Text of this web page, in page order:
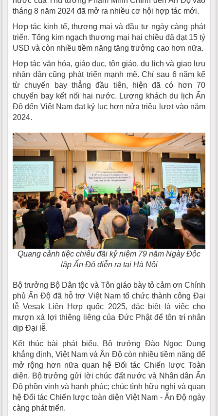
tháng 8 năm 2024 đã mở ra nhiều cơ hội hợp tác mới.
Hợp tác kinh tế, thương mại và đầu tư ngày càng phát
triển. Tổng kim ngạch thương mại hai chiều đã đạt 15 tỷ
USD và còn nhiều tiềm năng tăng trưởng cao hơn nữa.
Hợp tác văn hóa, giáo dục, tôn giáo, du lịch và giao lưu
nhân dân cũng phát triển mạnh mẽ. Chỉ sau 6 năm kể
từ chuyến bay thẳng đầu tiên, hiện đã có hơn 70
chuyến bay kết nối hai nước. Lượng khách du lịch Ấn
Độ đến Việt Nam đạt kỷ lục hơn nửa triệu lượt vào năm
2024.
Quang cảnh tiệc chiêu đãi kỷ niệm 79 năm Ngày Độc
lập Ấn Độ diễn ra tại Hà Nội
Bộ trưởng Bộ Dân tộc và Tôn giáo bày tỏ cảm ơn Chính
phủ Ấn Độ đã hỗ trợ Việt Nam tổ chức thành công Đại
lễ Vesak Liên Hợp quốc 2025, đặc biệt là việc cho
mượn xá lợi thiêng liêng của Đức Phật để tôn trí nhân
dịp Đại lễ.
Kết thúc bài phát biểu, Bộ trưởng Đào Ngọc Dung
khẳng định, Việt Nam và Ấn Độ còn nhiều tiềm năng để
mở rộng hơn nữa quan hệ Đối tác Chiến lược Toàn
diện. Bộ trưởng gửi lời chúc đất nước và Nhân dân Ấn
Độ phồn vinh và hạnh phúc; chúc tình hữu nghị và quan
hệ Đối tác Chiến lược toàn diện Việt Nam - Ấn Độ ngày
càng phát triển.